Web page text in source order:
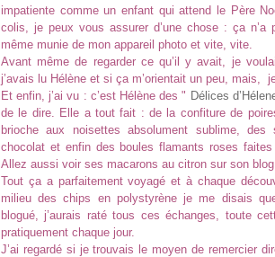
impatiente comme un enfant qui attend le Père
colis, je peux vous assurer d’une chose : ça
même munie de mon appareil photo et vite, vite.
Avant même de regarder ce qu’il y avait, je
j’avais lu Hélène et si ça m’orientait un peu, mais,
Et enfin, j’ai vu : c’est Hélène des " Délices
de le dire. Elle a tout fait : de la confiture de
brioche aux noisettes absolument sublime,
chocolat et enfin des boules flamants roses
Allez aussi voir ses macarons au citron sur son
Tout ça a parfaitement voyagé et à chaque
milieu des chips en polystyrène je me disais
blogué, j’aurais raté tous ces échanges, toute
pratiquement chaque jour.
J’ai regardé si je trouvais le moyen de remercier